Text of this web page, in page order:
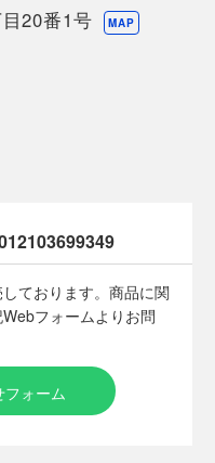
誤差はご容赦くださいま
ホツレと擦れ、ウエスト
汚れ等は見受けられませ
ご了承いただきますようお
ただきます。
ーパックプラス
導入し、店頭や他ネットシ
20番1号 MAP
ております。商品に関
フォームよりお問
ォーム